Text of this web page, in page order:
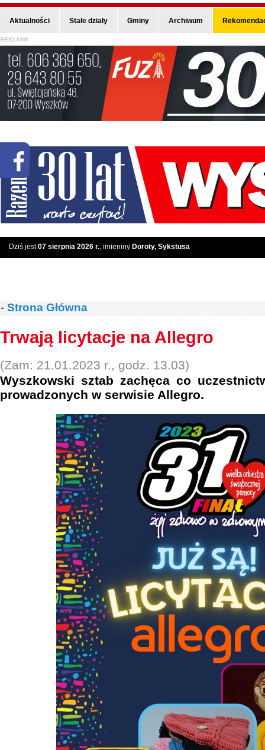
Aktualności Stałe działy Gminy Archiwum
REKLAMA
Dziś jest07 sierpnia 2026 r., imieniny Doroty, Sykstusa
- Strona Główna
Trwają licytacje na Allegro
(Zam: 21.01.2023 r., godz. 13.03)
Wyszkowski sztab zachęca co
prowadzonych w serwisie Allegro.